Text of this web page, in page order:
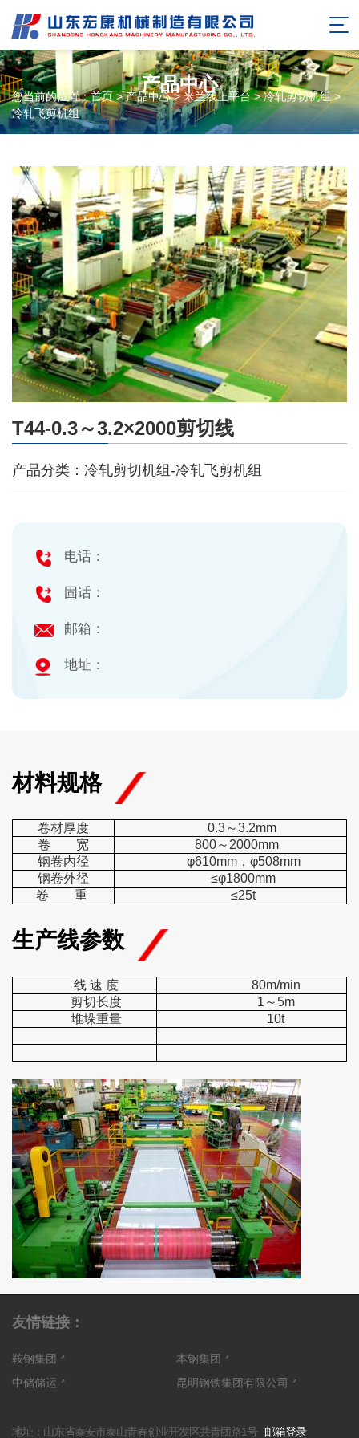
PRODUCT
产品中心
您当前的位置：首页>产品中心>米兰线上平台>冷轧剪切机组>
冷轧飞剪机组
T44-0.3～3.2×2000剪切线
产品分类：冷轧剪切机组-冷轧飞剪机组
电话：
固话：
邮箱：
地址：
材料规格
卷材厚度
0.3～3.2mm
卷 宽
800～2000mm
钢卷内径
φ610mm，φ508mm
钢卷外径
≤φ1800mm
卷 重
≤25t
生产线参数
线 速 度
80m/min
剪切长度
1～5m
堆垛重量
10t
友情链接：
鞍钢集团
本钢集团
中储储运
昆明钢铁集团有限公司
地址： 山东省泰安市泰山青春创业开发区共青团路1号 邮箱登录